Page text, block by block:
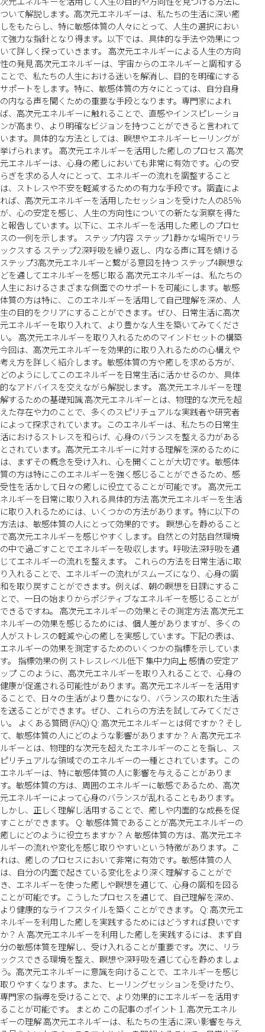
ついて解説します。高次元エネルギーは、私たちの生活に深い癒
しをもたらし、特に敏感体質の人々にとって、人生の選択におい
て強力な指針となり得ます。以下では、具体的な手法や効果につ
いて詳しく探っていきます。 高次元エネルギーによる人生の方向
性の発見 高次元エネルギーは、宇宙からのエネルギーと調和する
ことで、私たちの人生における迷いを解消し、目的を明確にする
サポートをします。特に、敏感体質の方々にとっては、自分自身
の内なる声を聞くための重要な手段となります。専門家によれ
ば、高次元エネルギーに触れることで、直感やインスピレーショ
ンが高まり、より明確なビジョンを持つことができると言われて
います。具体的な方法としては、瞑想やエネルギーヒーリングが
挙げられます。 高次元エネルギーを活用した癒しのプロセス 高次
元エネルギーは、心身の癒しにおいても非常に有効です。心の安
らぎを求める人々にとって、エネルギーの流れを調整すること
は、ストレスや不安を軽減するための有力な手段です。調査によ
れば、高次元エネルギーを活用したセッションを受けた人の85%
が、心の安定を感じ、人生の方向性についての新たな洞察を得た
と報告しています。以下に、エネルギーを活用した癒しのプロセ
スの一例を示します。 ステップ内容 ステップ1静かな場所でリラ
ックスする ステップ2深呼吸を繰り返し、内なる声に耳を傾ける
ステップ3高次元エネルギーと繋がる意図を持つ ステップ4瞑想な
どを通してエネルギーを感じ取る 高次元エネルギーは、私たちの
人生におけるさまざまな側面でのサポートを可能にします。敏感
体質の方は特に、このエネルギーを活用して自己理解を深め、人
生の目的をクリアにすることができます。ぜひ、日常生活に高次
元エネルギーを取り入れて、より豊かな人生を築いてみてくださ
い。 高次元エネルギーを取り入れるためのマインドセットの構築
今回は、高次元エネルギーを効果的に取り入れるための心構えや
考え方を詳しく紹介します。敏感体質の方や癒しを求める方が、
どのようにしてこのエネルギーを日常生活に活かせるのか、具体
的なアドバイスを交えながら解説します。 高次元エネルギーを理
解するための基礎知識 高次元エネルギーとは、物理的な次元を超
えた存在や力のことで、多くのスピリチュアルな実践者や研究者
によって探求されています。このエネルギーは、私たちの日常生
活におけるストレスを和らげ、心身のバランスを整える力がある
とされています。高次元エネルギーに対する理解を深めるために
は、まずその概念を受け入れ、心を開くことが大切です。敏感体
質の方は特にこのエネルギーを強く感じることができるため、感
受性を活かして日々の癒しに役立てることが可能です。 高次元エ
ネルギーを日常に取り入れる具体的方法 高次元エネルギーを生活
に取り入れるためには、いくつかの方法があります。特に以下の
方法は、敏感体質の人にとって効果的です。 瞑想心を静めること
で高次元エネルギーを感じやすくします。自然との対話自然環境
の中で過ごすことでエネルギーを吸収します。呼吸法深呼吸を通
じてエネルギーの流れを整えます。 これらの方法を日常生活に取
り入れることで、エネルギーの流れがスムーズになり、心身の調
和を取り戻すことができます。例えば、朝の瞑想を日課にするこ
とで、一日の始まりからポジティブなエネルギーを感じることが
できるですね。 高次元エネルギーの効果とその測定方法 高次元エ
ネルギーの効果を感じるためには、個人差がありますが、多くの
人がストレスの軽減や心の癒しを実感しています。下記の表は、
エネルギーの効果を測定するためのいくつかの指標を示していま
す。 指標効果の例 ストレスレベル低下 集中力向上 感情の安定ア
ップ このように、高次元エネルギーを取り入れることで、心身の
健康が促進される可能性があります。高次元エネルギーを活用す
ることで、日々の生活がより豊かになり、バランスの取れた生活
を送ることができます。ぜひ、これらの方法を試してみてくださ
い。 よくある質問 (FAQ) Q: 高次元エネルギーとは何ですか？そし
て、敏感体質の人にどのような影響がありますか？ A: 高次元エネ
ルギーとは、物理的な次元を超えたエネルギーのことを指し、ス
ピリチュアルな領域でのエネルギーの一種とされています。この
エネルギーは、特に敏感体質の人に影響を与えることがありま
す。敏感体質の方は、周囲のエネルギーに敏感であるため、高次
元エネルギーによって心身のバランスが乱れることもあります。
しかし、正しく理解し活用することで、癒しや内面的な成長を促
すことができます。 Q: 敏感体質であることが高次元エネルギーの
癒しにどのように役立ちますか？ A: 敏感体質の方は、高次元エネ
ルギーの流れや変化を感じ取りやすいという特徴があります。こ
れは、癒しのプロセスにおいて非常に有効です。敏感体質の人
は、自分の内面で起きている変化をより深く理解することがで
き、エネルギーを使った癒しや瞑想を通じて、心身の調和を図る
ことが可能です。こうしたプロセスを通じて、自己理解を深め、
より健康的なライフスタイルを築くことができます。 Q: 高次元エ
ネルギーを利用した癒しを実践するためにはどうすれば良いです
か？ A: 高次元エネルギーを利用した癒しを実践するには、まず自
分の敏感体質を理解し、受け入れることが重要です。次に、リラ
ックスできる環境を整え、瞑想や深呼吸を通じて心を静めましょ
う。高次元エネルギーに意識を向けることで、エネルギーを感じ
取りやすくなります。また、ヒーリングセッションを受けたり、
専門家の指導を受けることで、より効果的にエネルギーを活用す
ることが可能です。 まとめ この記事のポイント 1. 高次元エネル
ギーの理解 高次元エネルギーは、私たちの生活に深い影響を与え